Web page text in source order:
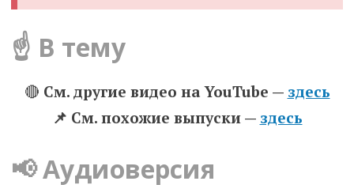
☝️ В тему
🔴 См. другие видео на YouTube — здесь
📌 Cм. похожие выпуски — здесь
📢 Аудиоверсия